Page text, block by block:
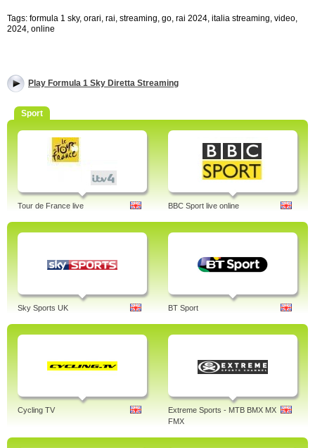
Tags: formula 1 sky, orari, rai, streaming, go, rai 2024, italia streaming, video,
2024, online
Play Formula 1 Sky Diretta Streaming
Sport
Tour de France live BBC Sport live online
Sky Sports UK BT Sport
Cycling TV
Extreme Sports - MTB BMX MX
FMX